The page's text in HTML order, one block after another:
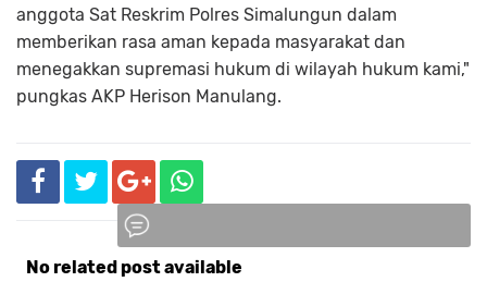
anggota Sat Reskrim Polres Simalungun dalam
memberikan rasa aman kepada masyarakat dan
menegakkan supremasi hukum di wilayah hukum kami,"
pungkas AKP Herison Manulang.
No related post available